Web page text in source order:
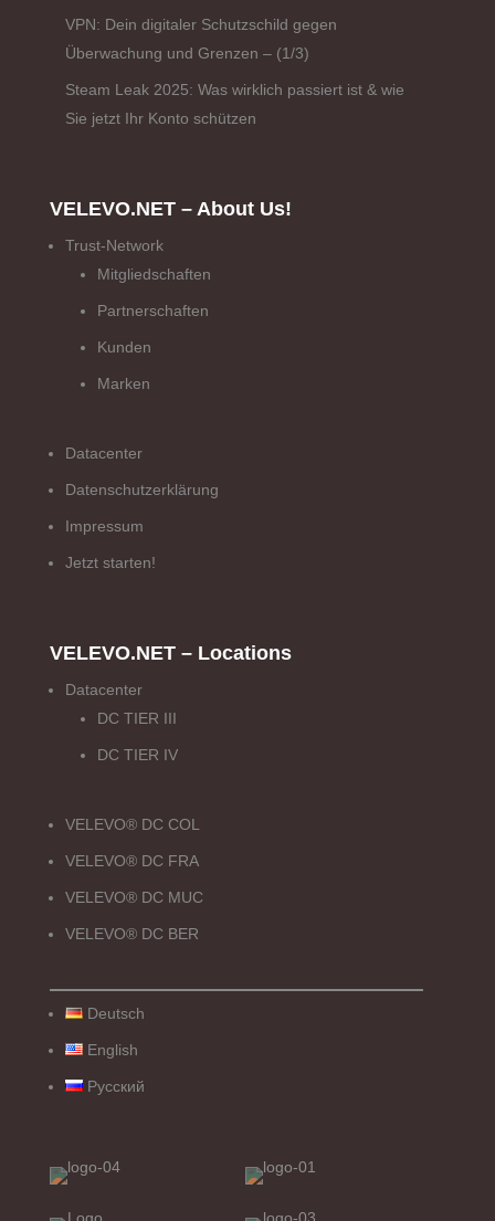
VPN: Dein digitaler Schutzschild gegen
Überwachung und Grenzen – (1/3)
Steam Leak 2025: Was wirklich passiert ist & wie
Sie jetzt Ihr Konto schützen
VELEVO.NET – About Us!
Trust-Network
Mitgliedschaften
Partnerschaften
Kunden
Marken
Datacenter
Datenschutzerklärung
Impressum
Jetzt starten!
VELEVO.NET – Locations
Datacenter
DC TIER III
DC TIER IV
VELEVO® DC COL
VELEVO® DC FRA
VELEVO® DC MUC
VELEVO® DC BER
Deutsch
English
Русский